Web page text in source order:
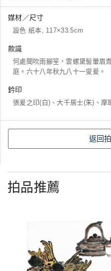
媒材／尺寸
設色 紙本, 117×33.5cm
款識
何處聞吹雨腳笙，雲螺黛髻暈眉
庭。六十八年秋九八十一叟爰。
鈐印
張爰之印(白)、大千居士(朱)、摩
返回
拍品推薦